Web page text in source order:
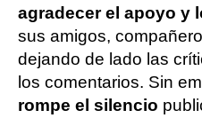
agradecer el apoyo y
sus amigos,
dejando de lado las
los comentarios. Sin
rompe el silencio